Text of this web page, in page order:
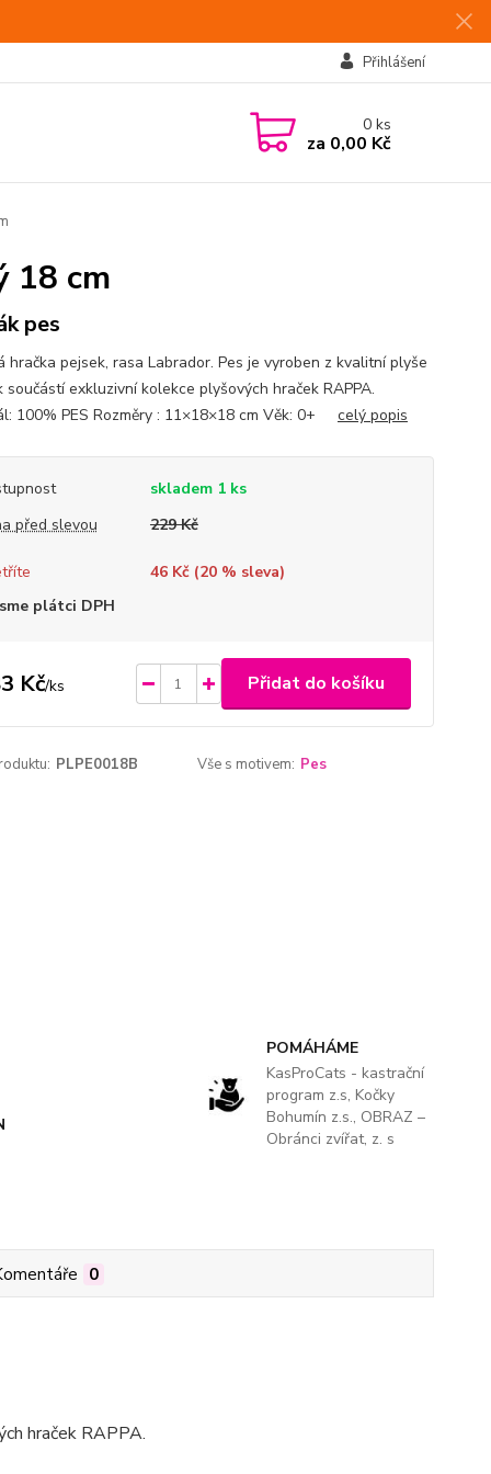
Přihlášení
0ks
za 0,00 Kč
18 cm
pes
hračka pejsek, rasa Labrador. Pes je vyroben z kvalitní plyše
součástí exkluzivní kolekce plyšových hraček RAPPA.
100% PES Rozměry : 11×18×18 cm Věk: 0+ celý popis
skladem 1 ks
před slevou
229 Kč
46 Kč (20% sleva)
plátci DPH
Kč/ks Přidat do košíku
PLPE0018B Vše s motivem: Pes
POMÁHÁME
KasProCats - kastrační
program z.s, Kočky
Bohumín z.s., OBRAZ –
Obránci zvířat, z. s
0
hraček RAPPA.